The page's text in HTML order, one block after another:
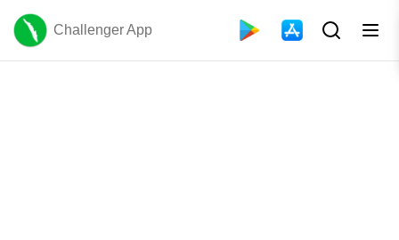
Challenger App